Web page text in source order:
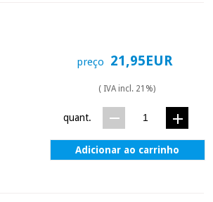
preço 21,95EUR
( IVA incl. 21%)
quant.
Adicionar ao carrinho